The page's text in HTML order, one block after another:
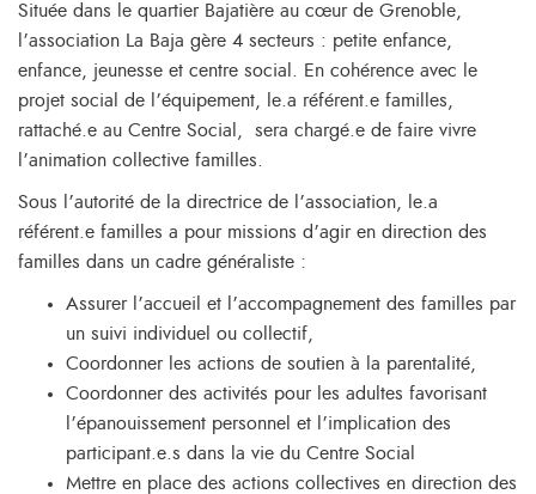
Située dans le quartier Bajatière au cœur de Grenoble,
l’association La Baja gère 4 secteurs : petite enfance,
enfance, jeunesse et centre social. En cohérence avec le
projet social de l’équipement, le.a référent.e familles,
rattaché.e au Centre Social, sera chargé.e de faire vivre
l’animation collective familles.
Sous l’autorité de la directrice de l’association, le.a
référent.e familles a pour missions d’agir en direction des
familles dans un cadre généraliste :
Assurer l’accueil et l’accompagnement des familles par
un suivi individuel ou collectif,
Coordonner les actions de soutien à la parentalité,
Coordonner des activités pour les adultes favorisant
l’épanouissement personnel et l’implication des
participant.e.s dans la vie du Centre Social
Mettre en place des actions collectives en direction des